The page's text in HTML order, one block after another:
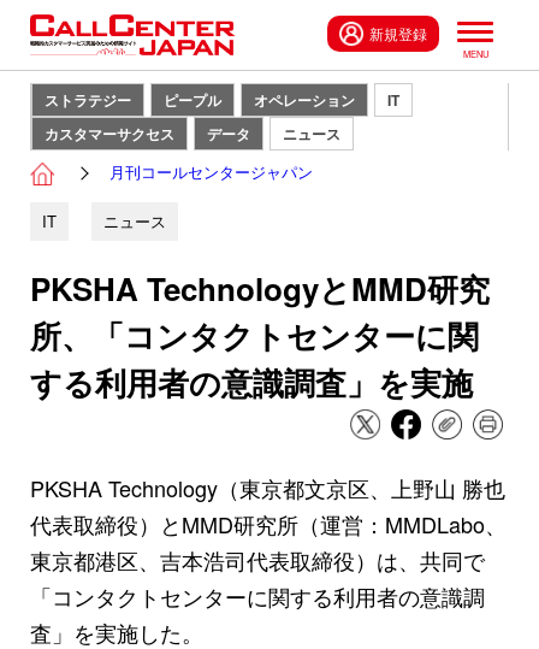
新規登録
ストラテジー ピープル オペレーション
IT
カスタマーサクセス
データ ニュース
月刊コールセンタージャパン
IT ニュース
PKSHA TechnologyとMMD研究
所、「コンタクトセンターに関
する利用者の意識調査」を実施
PKSHA Technology（東京都文京区、上野山 勝也
代表取締役）とMMD研究所（運営：MMDLabo、
東京都港区、吉本浩司代表取締役）は、共同で
「コンタクトセンターに関する利用者の意識調
査」を実施した。